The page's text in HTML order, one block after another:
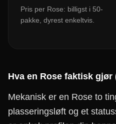
Pris per Rose: billigst i 50-
pakke, dyrest enkeltvis.
Hva en Rose faktisk gjør
Mekanisk er en Rose to
plasseringsløft og et